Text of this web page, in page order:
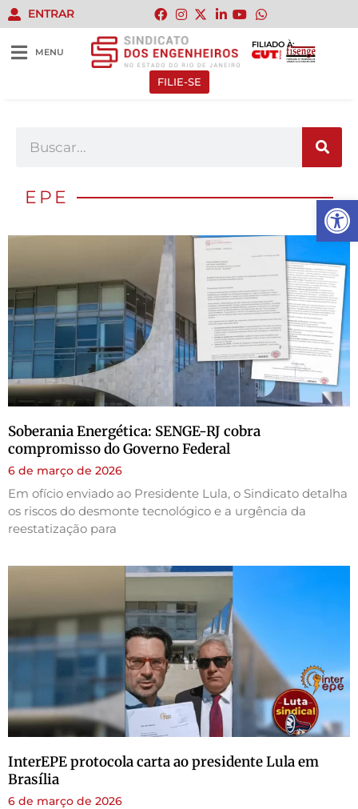
Abrir
ENTRAR
MENU
FILIADO À:
FILIE-SE
EPE
Soberania Energética: SENGE-RJ cobra
compromisso do Governo Federal
6 de março de 2026
Em ofício enviado ao Presidente Lula, o Sindicato detalha
os riscos do desmonte tecnológico e a urgência da
reestatização para
InterEPE protocola carta ao presidente Lula em
Brasília
6 de março de 2026